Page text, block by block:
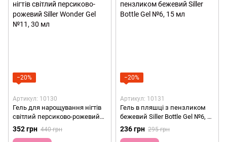
−20%
Артикул: 10130
Гель для нарощування нігтів
світлий персиково-рожевий
Siller Wonder Gel №11, 30 мл
352 грн 440 грн
−20%
Артикул: 10131
Гель в пляшці з пензликом
бежевий Siller Bottle Gel №6, 15
мл
236 грн 295 грн